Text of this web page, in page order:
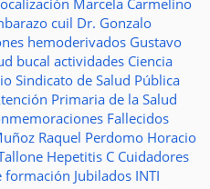
Marcela Carmelino
cuil Dr. Gonzalo
hemoderivados Gustavo
bucal actividades Ciencia
Sindicato de Salud Pública
Primaria de la Salud
Fallecidos
Raquel Perdomo Horacio
Hepetitis C Cuidadores
formación Jubilados INTI